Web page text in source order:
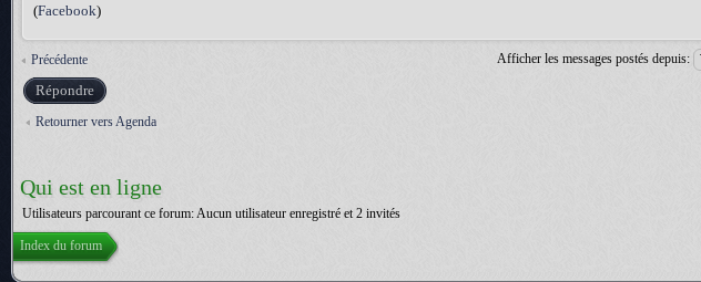
(Facebook)
Précédente
Afficher les messages postés depuis:
Répondre
Retourner vers Agenda
Qui est en ligne
Utilisateurs parcourant ce forum: Aucun utilisateur enregistré et 2 invités
Index du forum